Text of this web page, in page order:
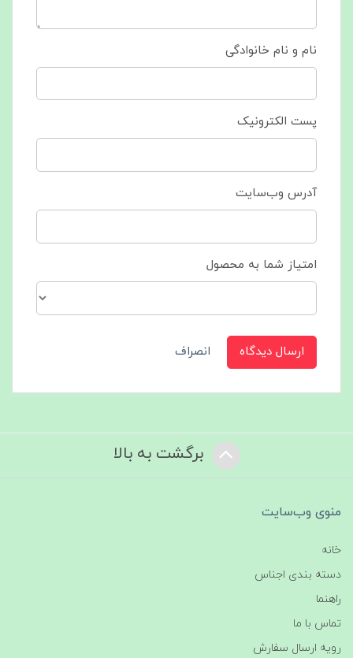
نام و نام خانوادگی
پست الکترونیک
آدرس وب‌سایت
امتیاز شما به محصول
ارسال دیدگاه انصراف
برگشت به بالا
منوی وب‌سایت
خانه
دسته بندی اجناس
راهنما
تماس با ما
رویه ارسال سفارش